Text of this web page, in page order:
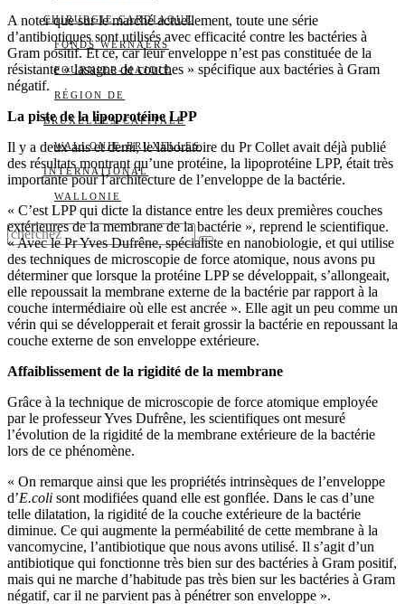
CHIRURGIE CARDIAQUE
FONDS WERNAERS
FOURNIER-MAJOIE
RÉGION DE
BRUXELLES-CAPITALE
WALLONIE-BRUXELLES
INTERNATIONAL
WALLONIE
A noter que sur le marché actuellement, toute une série
d’antibiotiques sont utilisés avec efficacité contre les bactéries à
Gram positif. Et ce, car leur enveloppe n’est pas constituée de la
résistante « lasagne de couches » spécifique aux bactéries à Gram
négatif.
La piste de la lipoprotéine LPP
Il y a deux ans et demi, le laboratoire du Pr Collet avait déjà publié
des résultats montrant qu’une protéine, la lipoprotéine LPP, était très
importante pour l’architecture de l’enveloppe de la bactérie.
« C’est LPP qui dicte la distance entre les deux premières couches
extérieures de la membrane de la bactérie », reprend le scientifique.
« Avec le Pr Yves Dufrêne, spécialiste en nanobiologie, et qui utilise
des techniques de microscopie de force atomique, nous avons pu
déterminer que lorsque la protéine LPP se développait, s’allongeait,
elle repoussait la membrane externe de la bactérie par rapport à la
couche intermédiaire où elle est ancrée ». Elle agit un peu comme un
vérin qui se développerait et ferait grossir la bactérie en repoussant la
couche externe de son enveloppe extérieure.
Affaiblissement de la rigidité de la membrane
Grâce à la technique de microscopie de force atomique employée
par le professeur Yves Dufrêne, les scientifiques ont mesuré
l’évolution de la rigidité de la membrane extérieure de la bactérie
lors de ce phénomène.
« On remarque ainsi que les propriétés intrinsèques de l’enveloppe
d’E.coli sont modifiées quand elle est gonflée. Dans le cas d’une
telle dilatation, la rigidité de la couche extérieure de la bactérie
diminue. Ce qui augmente la perméabilité de cette membrane à la
vancomycine, l’antibiotique que nous avons utilisé. Il s’agit d’un
antibiotique qui fonctionne très bien sur des bactéries à Gram positif,
mais qui ne marche d’habitude pas très bien sur les bactéries à Gram
négatif, car il ne parvient pas à pénétrer son enveloppe ».